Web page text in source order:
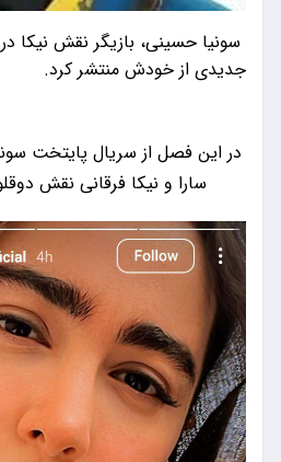
سونیا حسینی، بازیگر نقش
جدیدی از خودش منتشر کرد.
در این فصل از سریال پایتخت
سارا و نیکا فرقانی نقش